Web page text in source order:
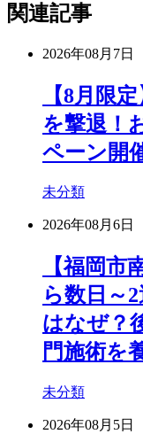
関連記事
2026年08月7日
【8月限
を撃退！
ペーン開
未分類
2026年08月6日
【福岡市
ら数日～
はなぜ？
門施術を
未分類
2026年08月5日